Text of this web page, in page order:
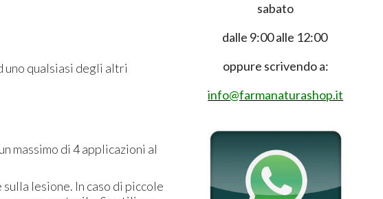
uno qualsiasi degli altri
massimo di 4 applicazioni al
lesione. In caso di piccole
sabato
dalle 9:00 alle 12:00
oppure scrivendo a:
info@farmanaturashop.it